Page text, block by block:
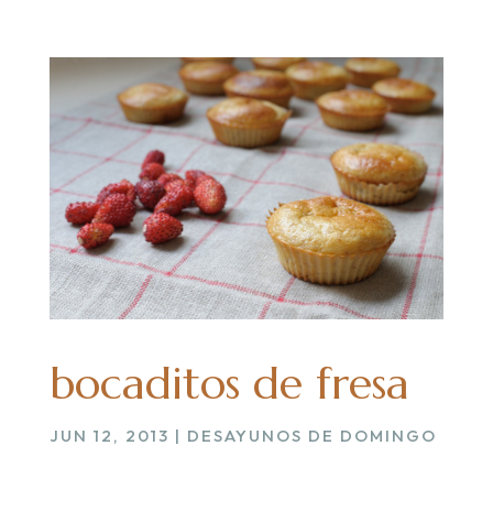
bocaditos de fresa
JUN 12, 2013 | DESAYUNOS DE DOMINGO